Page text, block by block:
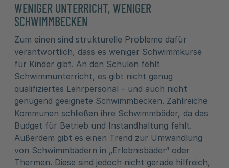
WENIGER UNTERRICHT, WENIGER
SCHWIMMBECKEN
Zum einen sind strukturelle Probleme dafür
verantwortlich, dass es weniger Schwimmkurse
für Kinder gibt. An den Schulen fehlt
Schwimmunterricht, es gibt nicht genug
qualifiziertes Lehrpersonal – und auch nicht
genügend geeignete Schwimmbecken. Zahlreiche
Kommunen schließen ihre Schwimmbäder, da das
Budget für Betrieb und Instandhaltung fehlt.
Außerdem gibt es einen Trend zur Umwandlung
von Schwimmbädern in „Erlebnisbäder“ oder
Thermen. Diese sind jedoch nicht gerade hilfreich,